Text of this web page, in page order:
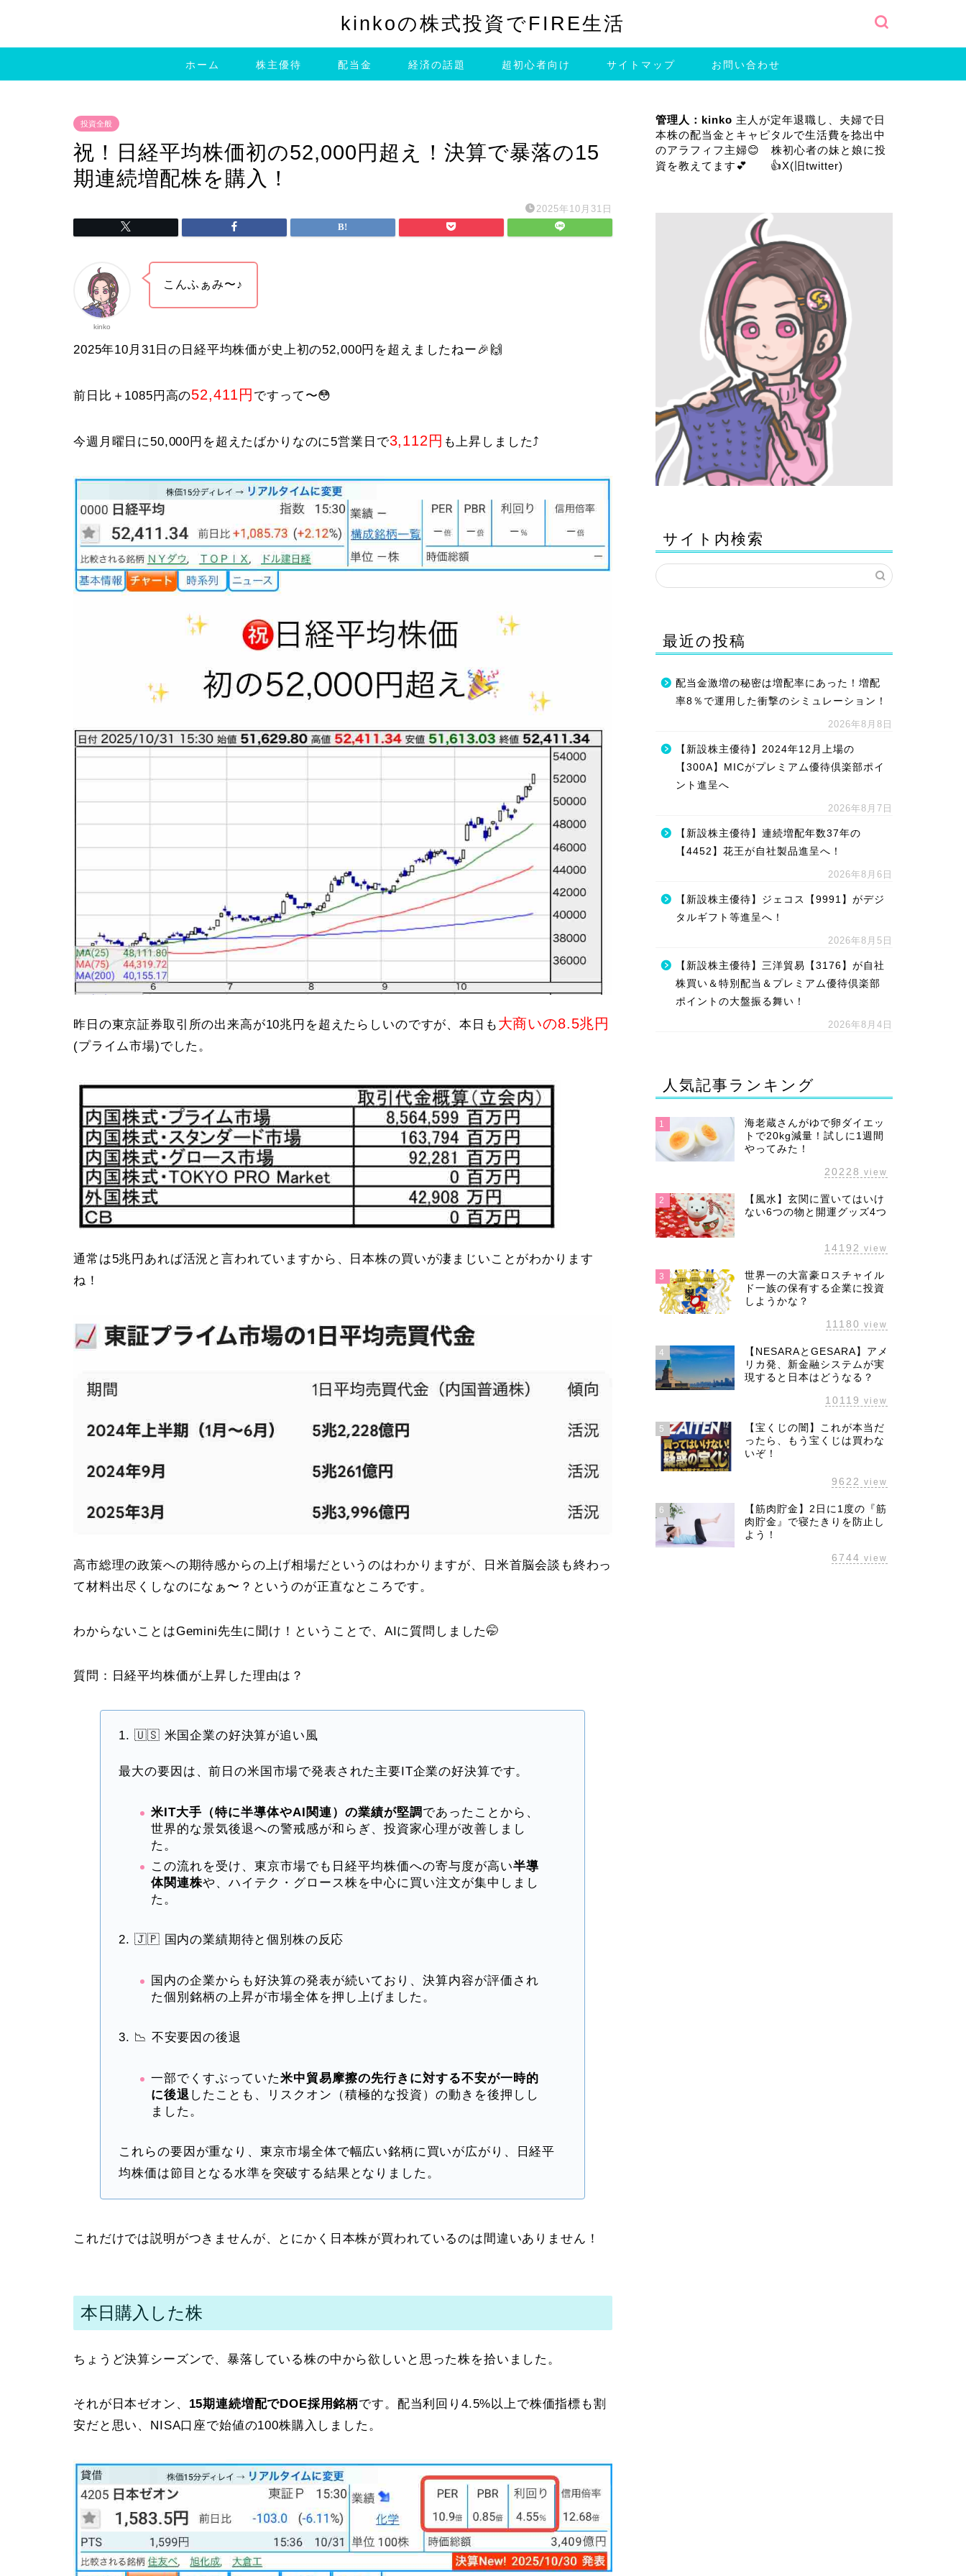
kinkoの株式投資でFIRE生活
ホーム 株主優待 配当金 経済の話題 超初心者向け サイトマップ お問い合わせ
投資全般
祝！日経平均株価初の52,000円超え！決算で暴落の15
期連続増配株を購入！
2025年10月31日
kinko
こんふぁみ〜♪
2025年10月31日の日経平均株価が史上初の52,000円を超えましたねー🎉🙌
前日比＋1085円高の52,411円 ですって〜😳
今週月曜日に50,000円を超えたばかりなのに5営業日で3,112円 も上昇しました⤴️
昨日の東京証券取引所の出来高が10兆円を超えたらしいのですが、本日も 大商いの8.5兆円
(プライム市場)でした。
通常は5兆円あれば活況と言われていますから、日本株の買いが凄まじいことがわかります
ね！
高市総理の政策への期待感からの上げ相場だというのはわかりますが、日米首脳会談も終わっ
て材料出尽くしなのになぁ〜？というのが正直なところです。
わからないことはGemini先生に聞け！ということで、AIに質問しました🤭
質問：日経平均株価が上昇した理由は？
1. 🇺🇸 米国企業の好決算が追い風
最大の要因は、前日の米国市場で発表された主要IT企業の好決算です。
米IT大手（特に半導体やAI関連）の業績が堅調 であったことから、
世界的な景気後退への警戒感が和らぎ、投資家心理が改善しまし
た。
この流れを受け、東京市場でも日経平均株価への寄与度が高い半導
体関連株や、ハイテク・グロース株を中心に買い注文が集中しまし
た。
2. 🇯🇵 国内の業績期待と個別株の反応
国内の企業からも好決算の発表が続いており、決算内容が評価され
た個別銘柄の上昇が市場全体を押し上げました。
3. 📉 不安要因の後退
一部でくすぶっていた米中貿易摩擦の先行きに対する不安が一時的
に後退 したことも、リスクオン（積極的な投資）の動きを後押しし
ました。
これらの要因が重なり、東京市場全体で幅広い銘柄に買いが広がり、日経平
均株価は節目となる水準を突破する結果となりました。
これだけでは説明がつきませんが、とにかく日本株が買われているのは間違いありません！
本日購入した株
ちょうど決算シーズンで、暴落している株の中から欲しいと思った株を拾いました。
それが日本ゼオン、 15期連続増配でDOE採用銘柄です。配当利回り4.5%以上で株価指標も割
安だと思い、NISA口座で始値の100株購入しました。
管理人：kinko 主人が定年退職し、夫婦で日
本株の配当金とキャピタルで生活費を捻出中
のアラフィフ主婦😊 株初心者の妹と娘に投
資を教えてます💕 👍X(旧twitter)
サイト内検索
最近の投稿
配当金激増の秘密は増配率にあった！増配
率8％で運用した衝撃のシミュレーション！
2026年8月8日
【新設株主優待】2024年12月上場の
【300A】MICがプレミアム優待倶楽部ポイ
ント進呈へ
2026年8月7日
【新設株主優待】連続増配年数37年の
【4452】花王が自社製品進呈へ！
2026年8月6日
【新設株主優待】ジェコス【9991】がデジ
タルギフト等進呈へ！
2026年8月5日
【新設株主優待】三洋貿易【3176】が自社
株買い＆特別配当＆プレミアム優待倶楽部
ポイントの大盤振る舞い！
2026年8月4日
人気記事ランキング
1
海老蔵さんがゆで卵ダイエッ
トで20kg減量！試しに1週間
やってみた！
20228 view
2
【風水】玄関に置いてはいけ
ない6つの物と開運グッズ4つ
14192 view
3
世界一の大富豪ロスチャイル
ド一族の保有する企業に投資
しようかな？
11180 view
4
【NESARAとGESARA】アメ
リカ発、新金融システムが実
現すると日本はどうなる？
10119 view
5
【宝くじの闇】これが本当だ
ったら、もう宝くじは買わな
いぞ！
9622 view
6
【筋肉貯金】2日に1度の『筋
肉貯金』で寝たきりを防止し
よう！
6744 view